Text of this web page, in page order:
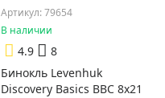
Артикул: 79654
В наличии
4.9
8
Бинокль Levenhuk
Discovery Basics BBС 8x21